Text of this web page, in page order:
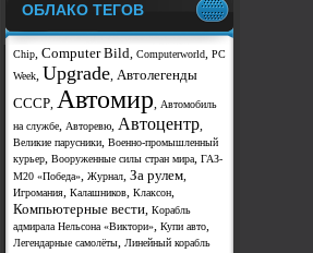
ОБЛАКО ТЕГОВ
Chip, Computer Bild, Computerworld, PC
Week, Upgrade, Автолегенды
СССР, Автомир, Автомобиль
на службе, Авторевю, Автоцентр,
Великие парусники, Военно-промышленный
курьер, Вооруженные силы стран мира, ГАЗ-
М20 «Победа», Журнал, За рулем,
Игромания, Калашников, Клаксон,
Компьютерные вести, Корабль
адмирала Нельсона «Виктори», Купи авто,
Легендарные самолёты, Линейный корабль